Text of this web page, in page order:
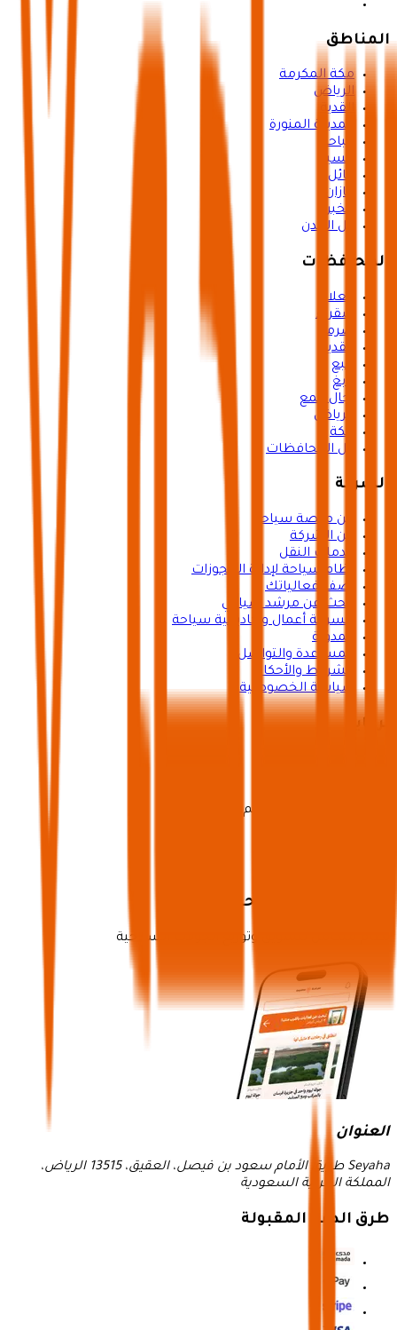
المناطق
مكة المكرمة
الرياض
القدية
المدينة المنورة
الباحة
عسير
حائل
جازان
الخبر
كل المدن
المحافظات
العلا
شقراء
ضرما
القدية
ينبع
رابغ
رجال المع
الرياض
مكة
كل المحافظات
الشركة
عن منصة سياحة
عن الشركة
خدمات النقل
نظام سياحة لإدارة الحجوزات
أضف فعالياتك
ابحث عن مرشد سياحي
مسرعة أعمال وأكاديمية سياحة
المدوّنة
المساعدة والتواصل
الشروط والأحكام
سياسة الخصوصية
برعاية
ترخيص تنظيم رحلات رقم 73102191
تطبيق شركاء سياحة
نظام متكامل لتسويق وتوزيع الجولات السياحية
العنوان
Seyaha طريق الأمام سعود بن فيصل، العقيق، 13515 الرياض،
المملكة العربية السعودية
طرق الدفع المقبولة